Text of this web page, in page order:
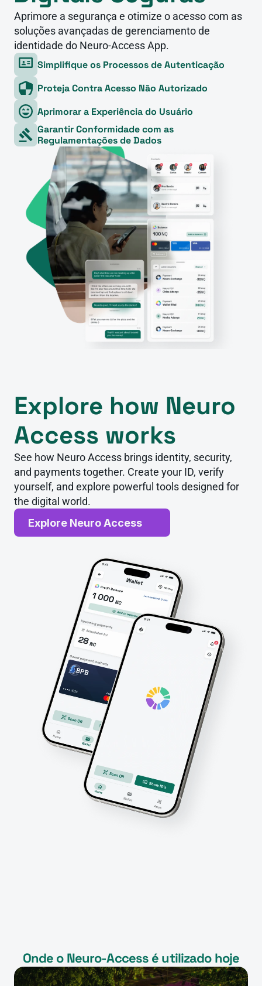
Aprimore a segurança e otimize o acesso com as
soluções avançadas de gerenciamento de
identidade do Neuro-Access App.
Simplifique os Processos de Autenticação
Proteja Contra Acesso Não Autorizado
Aprimorar a Experiência do Usuário
Garantir Conformidade com as
Regulamentações de Dados
Explore how Neuro
Access works
See how Neuro Access brings identity, security,
and payments together. Create your ID, verify
yourself, and explore powerful tools designed for
the digital world.
Explore Neuro Access
Onde o Neuro-Access é utilizado hoje